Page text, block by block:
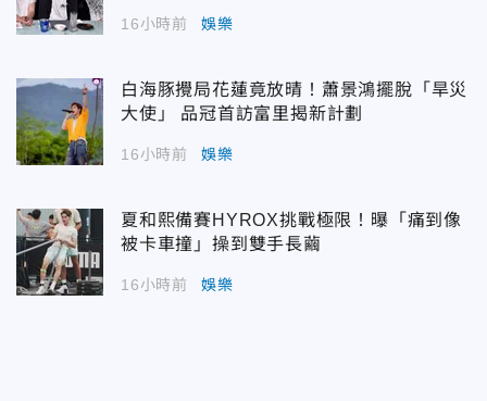
16小時前 娛樂
白海豚攪局花蓮竟放晴！蕭景鴻擺脫「旱災
大使」 品冠首訪富里揭新計劃
16小時前 娛樂
夏和熙備賽HYROX挑戰極限！曝「痛到像
被卡車撞」操到雙手長繭
16小時前 娛樂